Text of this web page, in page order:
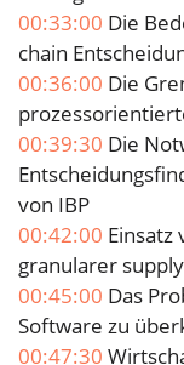
00:33:00 Die
chain
00:36:00 Die
00:39:30 Die
von IBP
00:42:00 Einsatz
granularer
00:45:00 Das
Software zu
00:47:30